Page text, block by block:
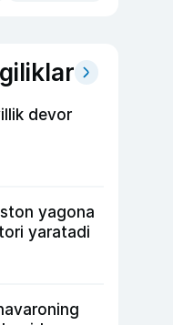
devor
yagona
yaratadi